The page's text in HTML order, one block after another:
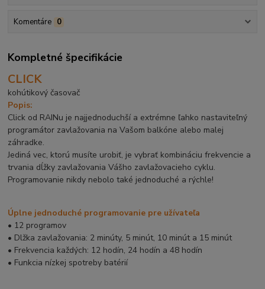
Komentáre 0
Kompletné špecifikácie
CLICK
kohútikový časovač
Popis:
Click od RAINu je najjednoduchší a extrémne ľahko nastaviteľný
programátor zavlažovania na Vašom balkóne alebo malej
záhradke.
Jediná vec, ktorú musíte urobiť, je vybrať kombináciu frekvencie a
trvania dĺžky zavlažovania Vášho zavlažovacieho cyklu.
Programovanie nikdy nebolo také jednoduché a rýchle!
Úplne jednoduché programovanie pre užívateľa
• 12 programov
• Dlžka zavlažovania: 2 minúty, 5 minút, 10 minút a 15 minút
• Frekvencia každých: 12 hodín, 24 hodín a 48 hodín
• Funkcia nízkej spotreby batérií